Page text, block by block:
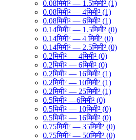
0.08मिमी² — 1.5मिमी² (1)
0.08मिमी² — 4मिमी² (1)
0.08मिमी² — 6मिमी² (1)
0.14मिमी² — 1.5मिमी² (0)
0.14मिमी² — 4 मिमी² (0)
0.14मिमी² — 2.5मिमी² (0)
0.2मिमी² — 4मिमी² (0)
0.2मिमी² — 6मिमी² (0)
0.2मिमी² — 16मिमी² (1)
0.2मिमी² — 10मिमी² (1)
0.2मिमी² — 25मिमी² (1)
0.5मिमी² —6मिमी² (0)
0.5मिमी² — 10मिमी² (0)
0.5मिमी² — 16मिमी² (0)
0.75मिमी² — 35मिमी² (0)
0.75मिमी² — 50मिमी² (0)